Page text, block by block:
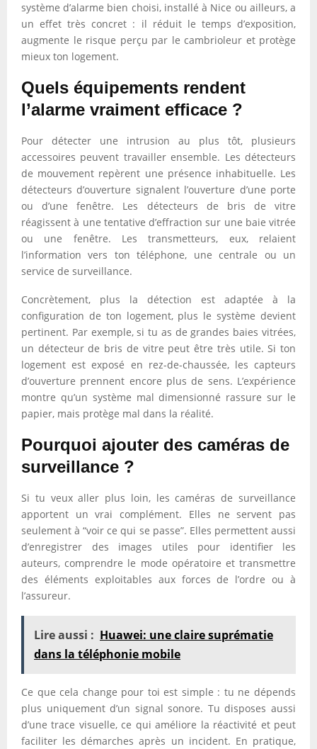
système d’alarme bien choisi, installé à Nice ou ailleurs, a
un effet très concret : il réduit le temps d’exposition,
augmente le risque perçu par le cambrioleur et protège
mieux ton logement.
Quels équipements rendent
l’alarme vraiment efficace ?
Pour détecter une intrusion au plus tôt, plusieurs
accessoires peuvent travailler ensemble. Les détecteurs
de mouvement repèrent une présence inhabituelle. Les
détecteurs d’ouverture signalent l’ouverture d’une porte
ou d’une fenêtre. Les détecteurs de bris de vitre
réagissent à une tentative d’effraction sur une baie vitrée
ou une fenêtre. Les transmetteurs, eux, relaient
l’information vers ton téléphone, une centrale ou un
service de surveillance.
Concrètement, plus la détection est adaptée à la
configuration de ton logement, plus le système devient
pertinent. Par exemple, si tu as de grandes baies vitrées,
un détecteur de bris de vitre peut être très utile. Si ton
logement est exposé en rez-de-chaussée, les capteurs
d’ouverture prennent encore plus de sens. L’expérience
montre qu’un système mal dimensionné rassure sur le
papier, mais protège mal dans la réalité.
Pourquoi ajouter des caméras de
surveillance ?
Si tu veux aller plus loin, les caméras de surveillance
apportent un vrai complément. Elles ne servent pas
seulement à “voir ce qui se passe”. Elles permettent aussi
d’enregistrer des images utiles pour identifier les
auteurs, comprendre le mode opératoire et transmettre
des éléments exploitables aux forces de l’ordre ou à
l’assureur.
Lire aussi : Huawei: une claire suprématie
dans la téléphonie mobile
Ce que cela change pour toi est simple : tu ne dépends
plus uniquement d’un signal sonore. Tu disposes aussi
d’une trace visuelle, ce qui améliore la réactivité et peut
faciliter les démarches après un incident. En pratique,